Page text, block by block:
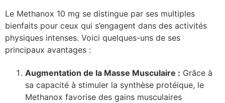
Le Methanox 10 mg se distingue par ses multiples
bienfaits pour ceux qui s’engagent dans des activités
physiques intenses. Voici quelques-uns de ses
principaux avantages :
Augmentation de la Masse Musculaire : Grâce à
sa capacité à stimuler la synthèse protéique, le
Methanox favorise des gains musculaires